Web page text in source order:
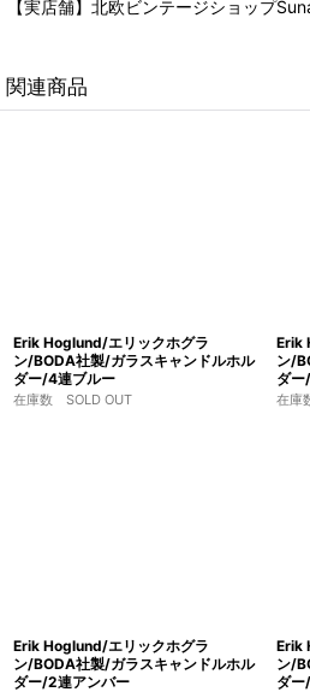
【実店舗】北欧ビンテージショップ
関連商品
Erik Hoglund/エリックホグラ
ン/BODA社製/ガラスキャンドルホル
ダー/4連ブルー
在庫数 SOLD OUT
Erik
ン/
ダ
在庫
Erik Hoglund/エリックホグラ
ン/BODA社製/ガラスキャンドルホル
ダー/2連アンバー
Erik
ン/
ダ